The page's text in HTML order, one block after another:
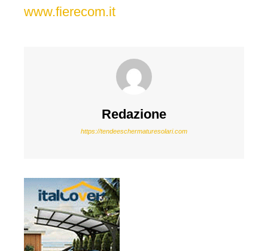
www.fierecom.it
Redazione
https://tendeeschermaturesolari.com